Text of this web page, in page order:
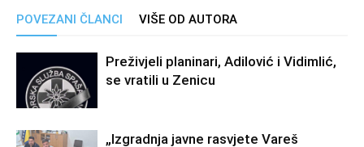
POVEZANI ČLANCI VIŠE OD AUTORA
Preživjeli planinari, Adilović i Vidimlić,
se vratili u Zenicu
„Izgradnja javne rasvjete Vareš